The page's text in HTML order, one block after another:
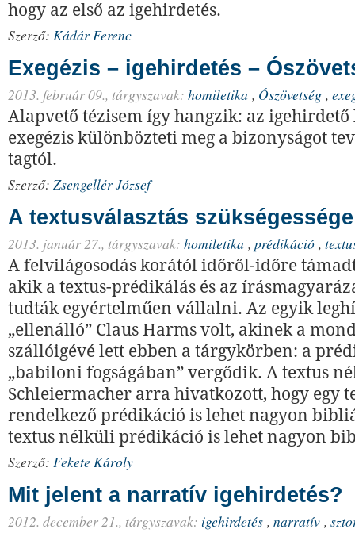
hogy az első az igehirdetés.
Szerző: Kádár Ferenc
Exegézis – igehirdetés –
2013. február 09., tárgyszavak: homiletika , Ószövetség ,
Alapvető tézisem így hangzik: az igehirdető
exegézis kü­lön­bözteti meg a bizonyságot
tagtól.
Szerző: Zsengellér József
A textusválasztás
2013. január 27., tárgyszavak: homiletika , prédikáció ,
A felvilágosodás korától időről-időre
akik a textus-prédikálás és az
tudták egyértelműen vállalni. Az egyik
„ellenálló” Claus Harms volt, akinek a
szállóigévé lett ebben a tárgykörben: a
„babiloni fogságában” vergődik. A textus
Schleiermacher arra hivatkozott, hogy egy
rendelkező prédikáció is lehet nagyon
textus nélküli prédikáció is lehet nagyon
Szerző: Fekete Károly
Mit jelent a narratív igehirdetés?
2012. december 21., tárgyszavak: igehirdetés , narratív ,